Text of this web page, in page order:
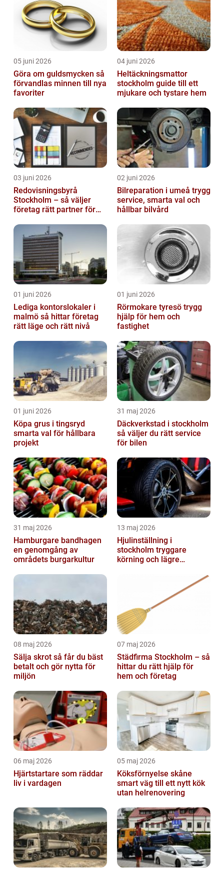
05 juni 2026
Göra om guldsmycken så
förvandlas minnen till nya
favoriter
04 juni 2026
Heltäckningsmattor
stockholm guide till ett
mjukare och tystare hem
03 juni 2026
Redovisningsbyrå
Stockholm – så väljer
företag rätt partner för
02 juni 2026
Bilreparation i umeå trygg
service, smarta val och
hållbar bilvård
01 juni 2026
Lediga kontorslokaler i
malmö så hittar företag
rätt läge och rätt nivå
01 juni 2026
Rörmokare tyresö trygg
hjälp för hem och
fastighet
01 juni 2026
Köpa grus i tingsryd
smarta val för hållbara
projekt
31 maj 2026
Däckverkstad i stockholm
så väljer du rätt service
för bilen
31 maj 2026
Hamburgare bandhagen
en genomgång av
områdets burgarkultur
13 maj 2026
Hjulinställning i
stockholm tryggare
körning och lägre
08 maj 2026
Sälja skrot så får du bäst
betalt och gör nytta för
miljön
07 maj 2026
Städfirma Stockholm – så
hittar du rätt hjälp för
hem och företag
06 maj 2026
Hjärtstartare som räddar
liv i vardagen
05 maj 2026
Köksförnyelse skåne
smart väg till ett nytt kök
utan helrenovering